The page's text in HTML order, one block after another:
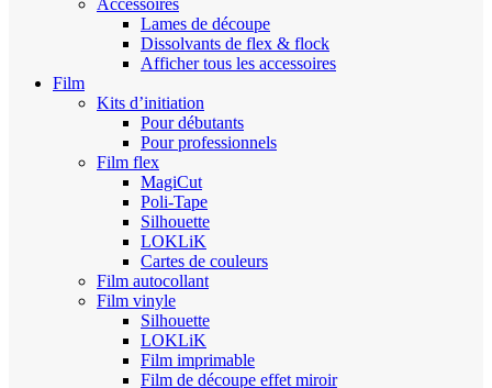
Accessoires
Lames de découpe
Dissolvants de flex & flock
Afficher tous les accessoires
Film
Kits d’initiation
Pour débutants
Pour professionnels
Film flex
MagiCut
Poli-Tape
Silhouette
LOKLiK
Cartes de couleurs
Film autocollant
Film vinyle
Silhouette
LOKLiK
Film imprimable
Film de découpe effet miroir